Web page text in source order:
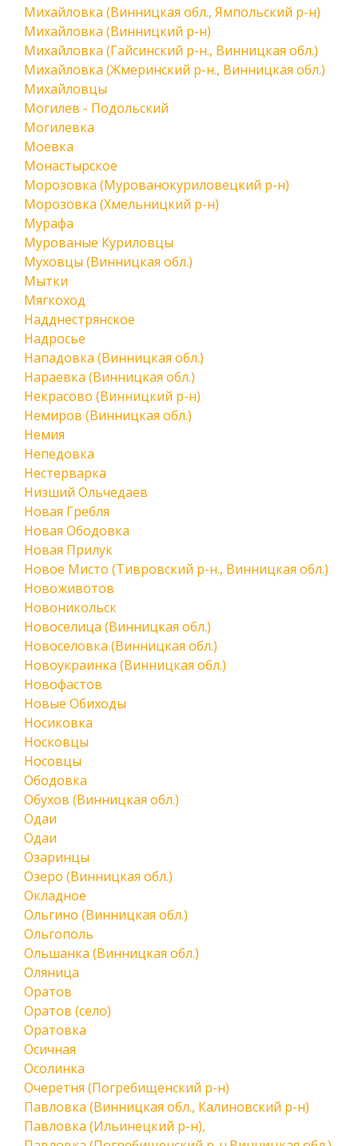
Михайловка (Винницкая обл., Ямпольский р-н)
Михайловка (Винницкий р-н)
Михайловка (Гайсинский р-н., Винницкая обл.)
Михайловка (Жмеринский р-н., Винницкая обл.)
Михайловцы
Могилев - Подольский
Могилевка
Моевка
Монастырское
Морозовка (Мурованокуриловецкий р-н)
Морозовка (Хмельницкий р-н)
Мурафа
Мурованые Куриловцы
Муховцы (Винницкая обл.)
Мытки
Мягкоход
Надднестрянское
Надросье
Нападовка (Винницкая обл.)
Нараевка (Винницкая обл.)
Некрасово (Винницкий р-н)
Немиров (Винницкая обл.)
Немия
Непедовка
Нестерварка
Низший Ольчедаев
Новая Гребля
Новая Ободовка
Новая Прилук
Новое Мисто (Тивровский р-н., Винницкая обл.)
Новоживотов
Новоникольск
Новоселица (Винницкая обл.)
Новоселовка (Винницкая обл.)
Новоукраинка (Винницкая обл.)
Новофастов
Новые Обиходы
Носиковка
Носковцы
Носовцы
Ободовка
Обухов (Винницкая обл.)
Одаи
Одаи
Озаринцы
Озеро (Винницкая обл.)
Окладное
Ольгино (Винницкая обл.)
Ольгополь
Ольшанка (Винницкая обл.)
Оляница
Оратов
Оратов (село)
Оратовка
Осичная
Осолинка
Очеретня (Погребищенский р-н)
Павловка (Винницкая обл., Калиновский р-н)
Павловка (Ильинецкий р-н),